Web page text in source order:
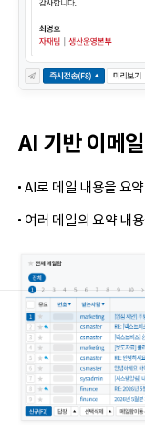
AI 기반 이메
AI로 메일 내용을 요
여러 메일의 요약 내